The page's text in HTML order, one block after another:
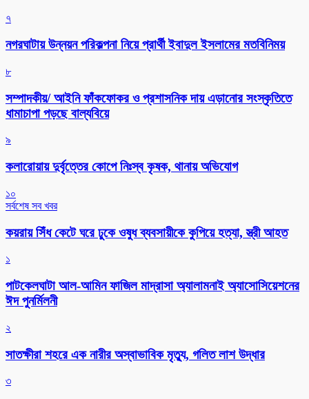
৭
নগরঘাটায় উন্নয়ন পরিকল্পনা নিয়ে প্রার্থী ইবাদুল ইসলামের মতবিনিময়
৮
সম্পাদকীয়/ আইনি ফাঁকফোকর ও প্রশাসনিক দায় এড়ানোর সংস্কৃতিতে
ধামাচাপা পড়ছে বাল্যবিয়ে
৯
কলারোয়ায় দুর্বৃত্তের কোপে নিঃস্ব কৃষক, থানায় অভিযোগ
১০
সর্বশেষ সব খবর
কয়রায় সিঁধ কেটে ঘরে ঢুকে ওষুধ ব্যবসায়ীকে কুপিয়ে হত্যা, স্ত্রী আহত
১
পাটকেলঘাটা আল-আমিন ফাজিল মাদ্রাসা অ্যালামনাই অ্যাসোসিয়েশনের
ঈদ পুনর্মিলনী
২
সাতক্ষীরা শহরে এক নারীর অস্বাভাবিক মৃত্যু, গলিত লাশ উদ্ধার
৩